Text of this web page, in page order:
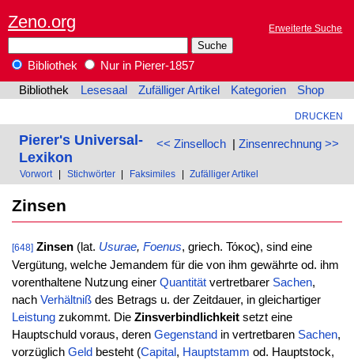
Zeno.org Erweiterte Suche
Bibliothek
Nur in Pierer-1857
Bibliothek
Lesesaal Zufälliger Artikel Kategorien Shop
DRUCKEN
<< Zinselloch| Zinsenrechnung >>
Pierer's Universal-
Lexikon
Vorwort Stichwörter Faksimiles Zufälliger Artikel
Zinsen
[648] Zinsen(lat. Usurae, Foenus, griech. Τόκος), sind eine
Vergütung, welche Jemandem für die von ihm gewährte od. ihm
vorenthaltene Nutzung einer Quantitätvertretbarer Sachen,
nach Verhältnißdes Betrags u. der Zeitdauer, in gleichartiger
Leistungzukommt. Die Zinsverbindlichkeitsetzt eine
Hauptschuld voraus, deren Gegenstand in vertretbaren Sachen,
vorzüglich Geld besteht (Capital, Hauptstamm od. Hauptstock,